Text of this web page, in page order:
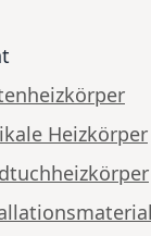
Heizkörper